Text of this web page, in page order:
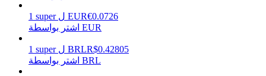
1 super ل EUR€0.0726
اشتر بواسطة EUR
1 super ل BRLR$0.42805
اشتر بواسطة BRL